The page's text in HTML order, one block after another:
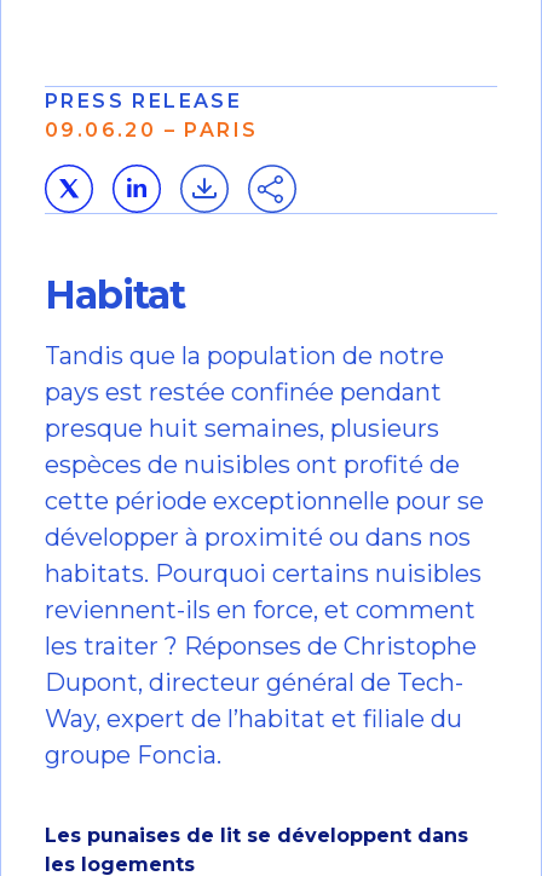
PRESS RELEASE
09.06.20 – PARIS
Habitat
Tandis que la population de notre
pays est restée confinée pendant
presque huit semaines, plusieurs
espèces de nuisibles ont profité de
cette période exceptionnelle pour se
développer à proximité ou dans nos
habitats. Pourquoi certains nuisibles
reviennent-ils en force, et comment
les traiter ? Réponses de Christophe
Dupont, directeur général de Tech-
Way, expert de l’habitat et filiale du
groupe Foncia.
Les punaises de lit se développent dans
les logements